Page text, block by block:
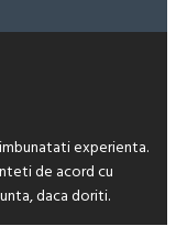
experienta.
de acord cu
daca doriti.